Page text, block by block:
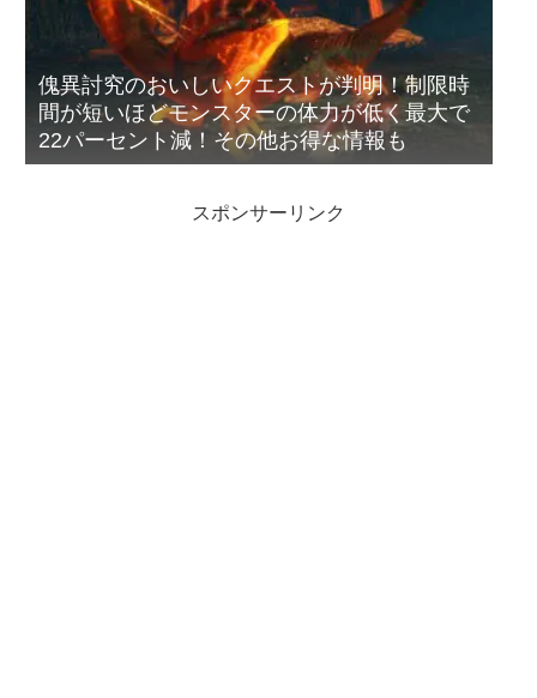
傀異討究のおいしいクエストが判明！制限時
間が短いほどモンスターの体力が低く最大で
22パーセント減！その他お得な情報も
スポンサーリンク